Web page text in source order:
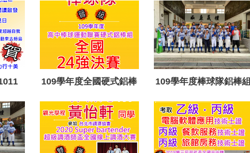
109學年度全國硬式鋁棒
組晉級24強
109學年度棒球隊鋁棒組